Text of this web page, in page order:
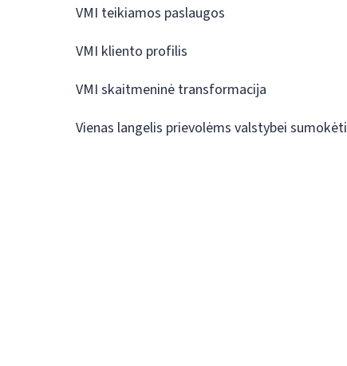
VMI teikiamos paslaugos
VMI kliento profilis
VMI skaitmeninė transformacija
Vienas langelis prievolėms valstybei sumokėti